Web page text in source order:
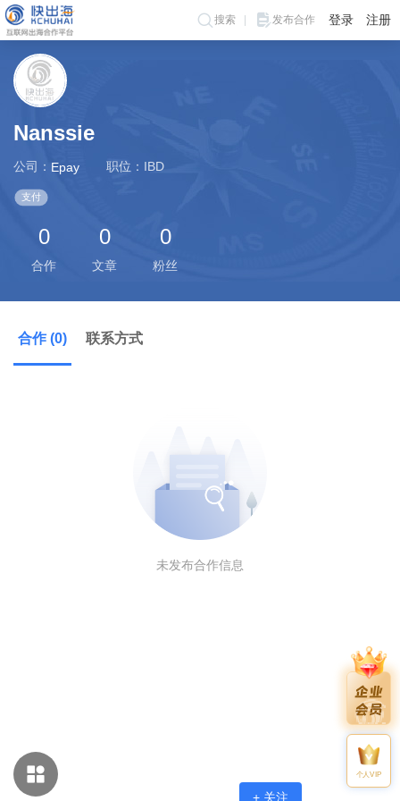
搜索 发布合作 登录 注册
Nanssie
公司： Epay 职位：IBD
支付
0
合作
0
文章
0
粉丝
+ 关注
合作 (0) 联系方式
未发布合作信息
个人VIP